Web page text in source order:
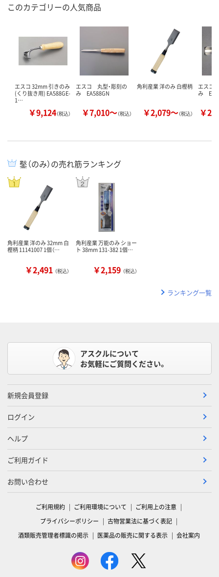
このカテゴリーの人気商品
エスコ 32mm 引きのみ
(くり抜き用) EA588GE-
1…
￥9,124（税込）
エスコ 丸型・彫刻の
み EA588GN
￥7,010～（税込）
角利産業 洋のみ 白樫柄
￥2,079～（税込）
エスコ
み
￥
鑿（のみ）の売れ筋ランキング
角利産業 洋のみ 32mm 白
樫柄 11141007 1個（…
￥2,491 （税込）
角利産業 万能のみ ショー
ト 38mm 131-382 1個…
￥2,159 （税込）
ランキング一覧
アスクルについて
お気軽にご質問ください。
新規会員登録
ログイン
ヘルプ
ご利用ガイド
お問い合わせ
ご利用規約 ご利用環境について
ご利用上の注意
プライバシーポリシー
古物営業法に基づく表記
酒類販売管理者標識の掲示
医薬品の販売に関する表示 会社案内